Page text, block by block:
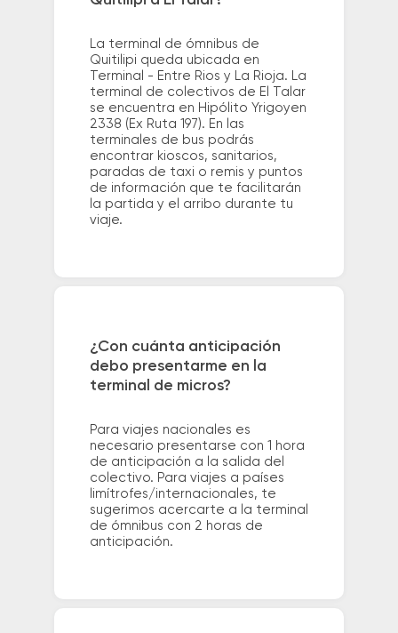
La terminal de ómnibus de
Quitilipi queda ubicada en
Terminal - Entre Rios y La Rioja. La
terminal de colectivos de El Talar
se encuentra en Hipólito Yrigoyen
2338 (Ex Ruta 197). En las
terminales de bus podrás
encontrar kioscos, sanitarios,
paradas de taxi o remis y puntos
de información que te facilitarán
la partida y el arribo durante tu
viaje.
¿Con cuánta anticipación
debo presentarme en la
terminal de micros?
Para viajes nacionales es
necesario presentarse con 1 hora
de anticipación a la salida del
colectivo. Para viajes a países
limítrofes/internacionales, te
sugerimos acercarte a la terminal
de ómnibus con 2 horas de
anticipación.